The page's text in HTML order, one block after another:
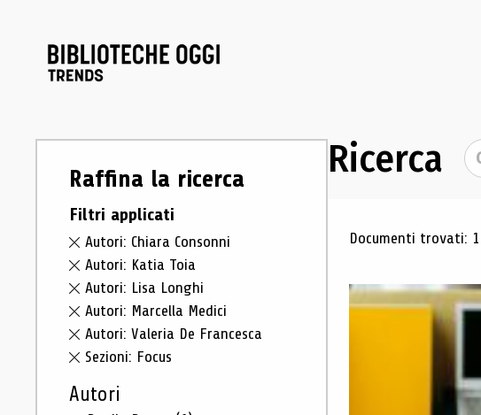
Raffina la ricerca
Filtri applicati
Autori: Chiara Consonni
Autori: Katia Toia
Autori: Lisa Longhi
Autori: Marcella Medici
Autori: Valeria De Francesca
Sezioni: Focus
Autori
Ricerca
Risultati
Documenti trovati: 1